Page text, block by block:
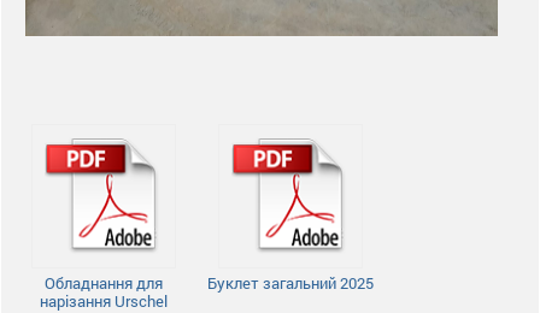
Обладнання для
нарізання Urschel
Буклет загальний 2025